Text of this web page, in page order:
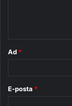
Ad *
E-posta *